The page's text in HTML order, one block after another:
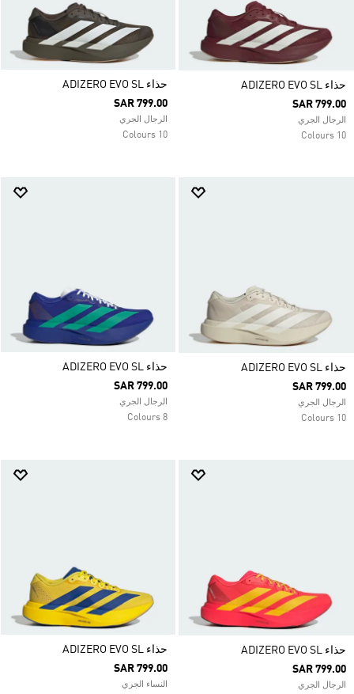
حذاء ADIZERO EVO SL
SAR 799.00
الرجال الجري
10 Colours
حذاء ADIZERO EVO SL
SAR 799.00
الرجال الجري
10 Colours
حذاء ADIZERO EVO SL
SAR 799.00
الرجال الجري
10 Colours
حذاء ADIZERO EVO SL
SAR 799.00
الرجال الجري
8 Colours
حذاء ADIZERO EVO SL
SAR 799.00
الرجال الجري
حذاء ADIZERO EVO SL
SAR 799.00
النساء الجري